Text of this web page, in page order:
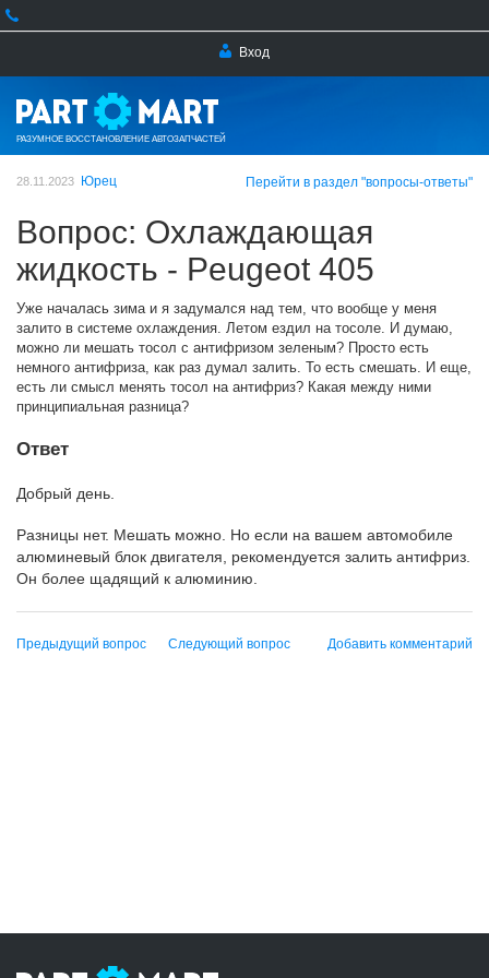
Вход
РАЗУМНОЕ ВОССТАНОВЛЕНИЕ АВТОЗАПЧАСТЕЙ
28.11.2023 Юрец Перейти в раздел "вопросы-ответы"
Вопрос: Охлаждающая
жидкость - Peugeot 405
Уже началась зима и я задумался над тем, что вообще у меня
залито в системе охлаждения. Летом ездил на тосоле. И думаю,
можно ли мешать тосол с антифризом зеленым? Просто есть
немного антифриза, как раз думал залить. То есть смешать. И еще,
есть ли смысл менять тосол на антифриз? Какая между ними
принципиальная разница?
Ответ
Добрый день.
Разницы нет. Мешать можно. Но если на вашем автомобиле
алюминевый блок двигателя, рекомендуется залить антифриз.
Он более щадящий к алюминию.
Предыдущий вопрос Следующий вопрос Добавить комментарий